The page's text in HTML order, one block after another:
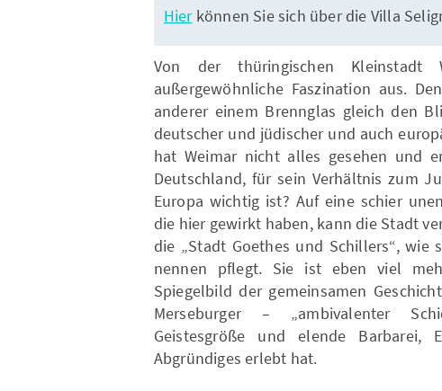
Hierkönnen Sie sich über die Villa
Von der thüringischen
außergewöhnliche Faszination aus.
anderer einem Brennglas gleich den
deutscher und jüdischer und auch
hat Weimar nicht alles gesehen und
Deutschland, für sein Verhältnis zum
Europa wichtig ist? Auf eine schier
die hier gewirkt haben, kann die Stadt
die „Stadt Goethes und Schillers“, wie
nennen pflegt. Sie ist eben viel
Spiegelbild der gemeinsamen
Merseburger – „ambivalenter
Geistesgröße und elende Barbarei,
Abgründiges erlebt hat.